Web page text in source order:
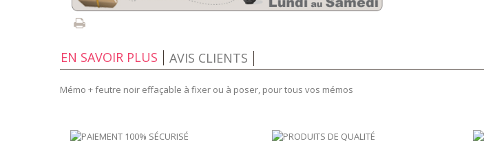
EN SAVOIR PLUS AVIS CLIENTS
Mémo + feutre noir effaçable à fixer ou à poser, pour tous vos mémos